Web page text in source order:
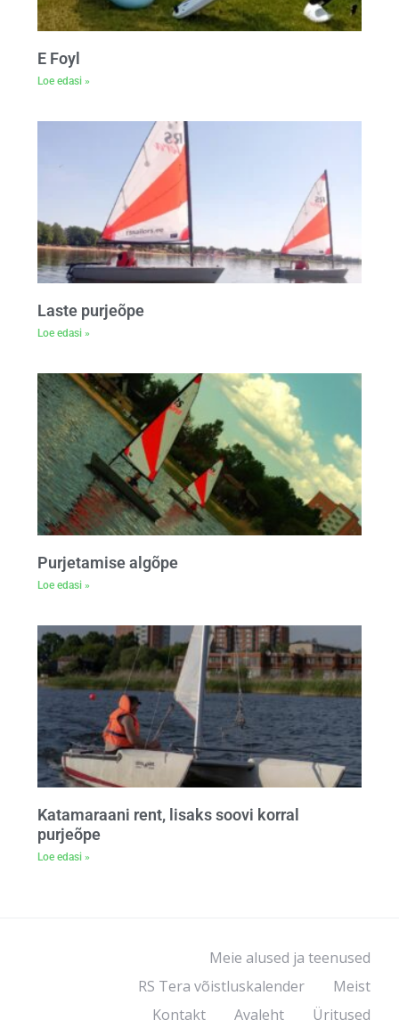
E Foyl
Loe edasi »
Laste purjeõpe
Loe edasi »
Purjetamise algõpe
Loe edasi »
Katamaraani rent, lisaks soovi korral
purjeõpe
Loe edasi »
Meie alused ja teenused
RS Tera võistluskalender
Meist
Kontakt
Avaleht Üritused